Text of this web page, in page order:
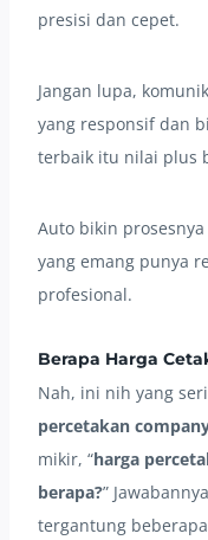
presisi dan cepet.
Jangan lupa,
yang responsif dan
terbaik itu nilai plus
Auto bikin
yang emang punya
profesional.
Berapa Harga
Nah, ini nih yang
percetakan
mikir, “harga
berapa?”
tergantung